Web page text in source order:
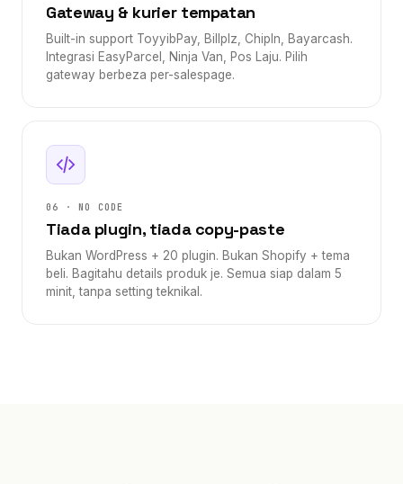
Gateway & kurier tempatan
Built-in support ToyyibPay, Billplz, ChipIn, Bayarcash.
Integrasi EasyParcel, Ninja Van, Pos Laju. Pilih
gateway berbeza per-salespage.
06 · NO CODE
Tiada plugin, tiada copy-paste
Bukan WordPress + 20 plugin. Bukan Shopify + tema
beli. Bagitahu details produk je. Semua siap dalam 5
minit, tanpa setting teknikal.